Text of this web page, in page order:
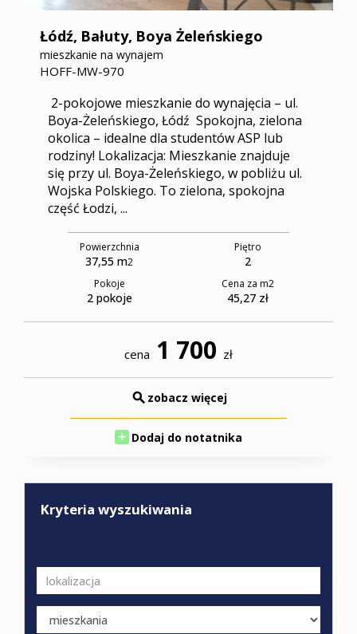
Łódź, Bałuty, Boya Żeleńskiego
mieszkanie na wynajem
HOFF-MW-970
2-pokojowe mieszkanie do wynajęcia – ul.
Boya-Żeleńskiego, Łódź Spokojna, zielona
okolica – idealne dla studentów ASP lub
rodziny! Lokalizacja: Mieszkanie znajduje
się przy ul. Boya-Żeleńskiego, w pobliżu ul.
Wojska Polskiego. To zielona, spokojna
część Łodzi, ...
Powierzchnia
37,55 m2
Piętro
2
Pokoje
2 pokoje
Cena za m2
45,27 zł
cena 1 700 zł
Dodaj do notatnika
zobacz więcej
Kryteria wyszukiwania